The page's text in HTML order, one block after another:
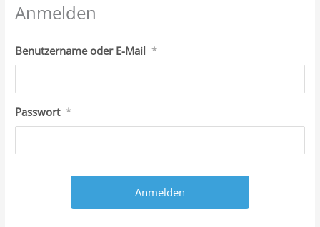
Anmelden
Benutzername oder E-Mail *
Passwort *